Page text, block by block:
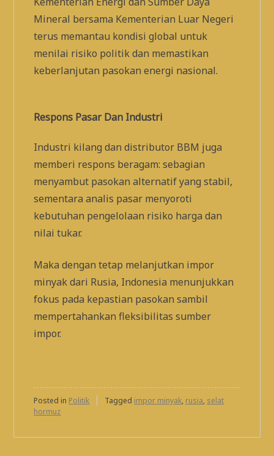
Mineral bersama Kementerian Luar Negeri
terus memantau kondisi global untuk
menilai risiko politik dan memastikan
keberlanjutan pasokan energi nasional.
Respons Pasar Dan Industri
Industri kilang dan distributor BBM juga
memberi respons beragam: sebagian
menyambut pasokan alternatif yang stabil,
sementara analis pasar menyoroti
kebutuhan pengelolaan risiko harga dan
nilai tukar.
Maka dengan tetap melanjutkan impor
minyak dari Rusia, Indonesia menunjukkan
fokus pada kepastian pasokan sambil
mempertahankan fleksibilitas sumber
impor.
Posted in Politik Tagged impor minyak, rusia, selat
hormuz